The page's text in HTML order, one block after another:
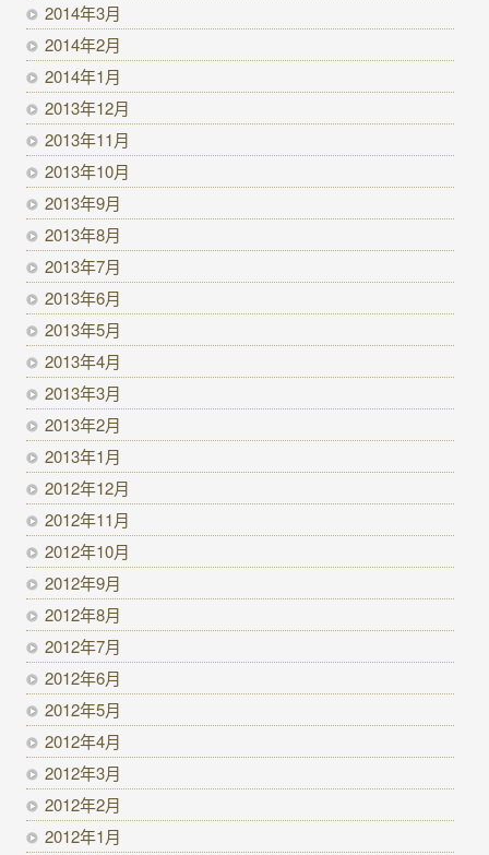
2014年3月
2014年2月
2014年1月
2013年12月
2013年11月
2013年10月
2013年9月
2013年8月
2013年7月
2013年6月
2013年5月
2013年4月
2013年3月
2013年2月
2013年1月
2012年12月
2012年11月
2012年10月
2012年9月
2012年8月
2012年7月
2012年6月
2012年5月
2012年4月
2012年3月
2012年2月
2012年1月